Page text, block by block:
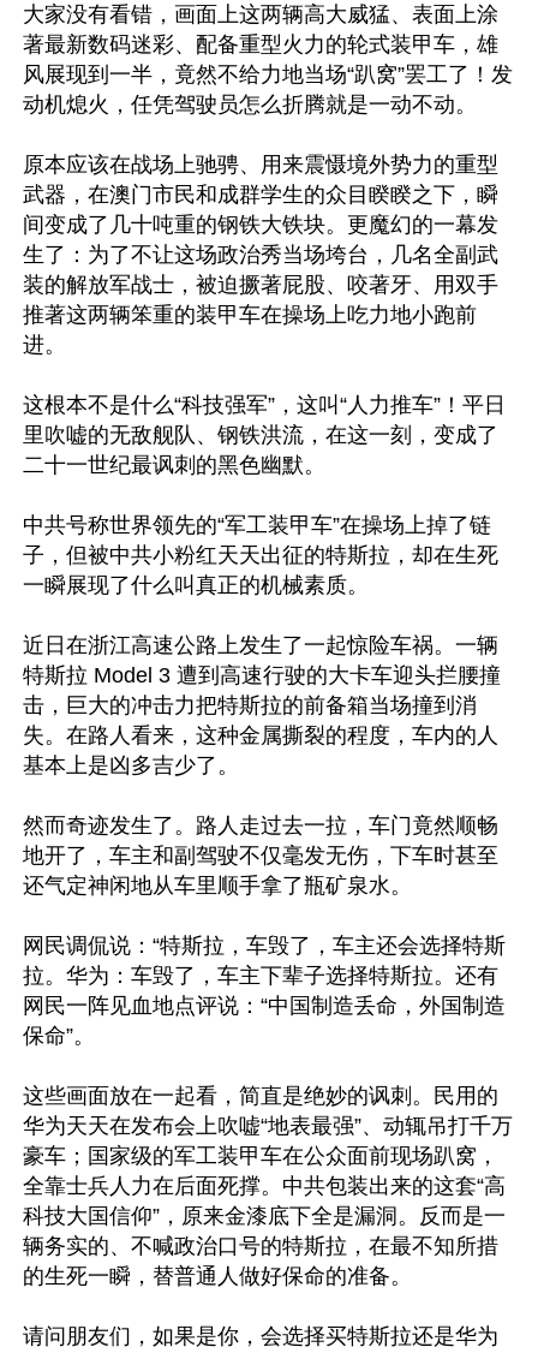
大家没有看错，画面上这两辆高大威猛、表面上涂
著最新数码迷彩、配备重型火力的轮式装甲车，雄
风展现到一半，竟然不给力地当场“趴窝”罢工了！发
动机熄火，任凭驾驶员怎么折腾就是一动不动。
原本应该在战场上驰骋、用来震慑境外势力的重型
武器，在澳门市民和成群学生的众目睽睽之下，瞬
间变成了几十吨重的钢铁大铁块。更魔幻的一幕发
生了：为了不让这场政治秀当场垮台，几名全副武
装的解放军战士，被迫撅著屁股、咬著牙、用双手
推著这两辆笨重的装甲车在操场上吃力地小跑前
进。
这根本不是什么“科技强军”，这叫“人力推车”！平日
里吹嘘的无敌舰队、钢铁洪流，在这一刻，变成了
二十一世纪最讽刺的黑色幽默。
中共号称世界领先的“军工装甲车”在操场上掉了链
子，但被中共小粉红天天出征的特斯拉，却在生死
一瞬展现了什么叫真正的机械素质。
近日在浙江高速公路上发生了一起惊险车祸。一辆
特斯拉 Model 3 遭到高速行驶的大卡车迎头拦腰撞
击，巨大的冲击力把特斯拉的前备箱当场撞到消
失。在路人看来，这种金属撕裂的程度，车内的人
基本上是凶多吉少了。
然而奇迹发生了。路人走过去一拉，车门竟然顺畅
地开了，车主和副驾驶不仅毫发无伤，下车时甚至
还气定神闲地从车里顺手拿了瓶矿泉水。
网民调侃说：“特斯拉，车毁了，车主还会选择特斯
拉。华为：车毁了，车主下辈子选择特斯拉。还有
网民一阵见血地点评说：“中国制造丢命，外国制造
保命”。
这些画面放在一起看，简直是绝妙的讽刺。民用的
华为天天在发布会上吹嘘“地表最强”、动辄吊打千万
豪车；国家级的军工装甲车在公众面前现场趴窝，
全靠士兵人力在后面死撑。中共包装出来的这套“高
科技大国信仰”，原来金漆底下全是漏洞。反而是一
辆务实的、不喊政治口号的特斯拉，在最不知所措
的生死一瞬，替普通人做好保命的准备。
请问朋友们，如果是你，会选择买特斯拉还是华为